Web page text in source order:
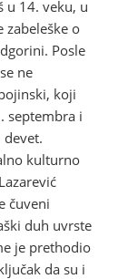
u 14. veku, u
zabeleške o
Posle
ne
koji
septembra i
kulturno
čuveni
duh uvrste
je prethodio
da su i